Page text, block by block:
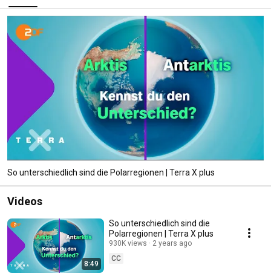
So unterschiedlich sind die Polarregionen | Terra X plus
Videos
8:49
So unterschiedlich sind die
Polarregionen | Terra X plus
930K views
2 years ago
CC